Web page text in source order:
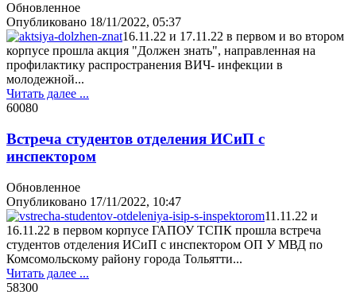
Обновленное
Опубликовано 18/11/2022, 05:37
16.11.22 и 17.11.22 в первом и во втором
корпусе прошла акция "Должен знать", направленная на
профилактику распространения ВИЧ- инфекции в
молодежной...
Читать далее ...
60080
Встреча студентов отделения ИСиП с
инспектором
Обновленное
Опубликовано 17/11/2022, 10:47
11.11.22 и
16.11.22 в первом корпусе ГАПОУ ТСПК прошла встреча
студентов отделения ИСиП с инспектором ОП У МВД по
Комсомольскому району города Тольятти...
Читать далее ...
58300